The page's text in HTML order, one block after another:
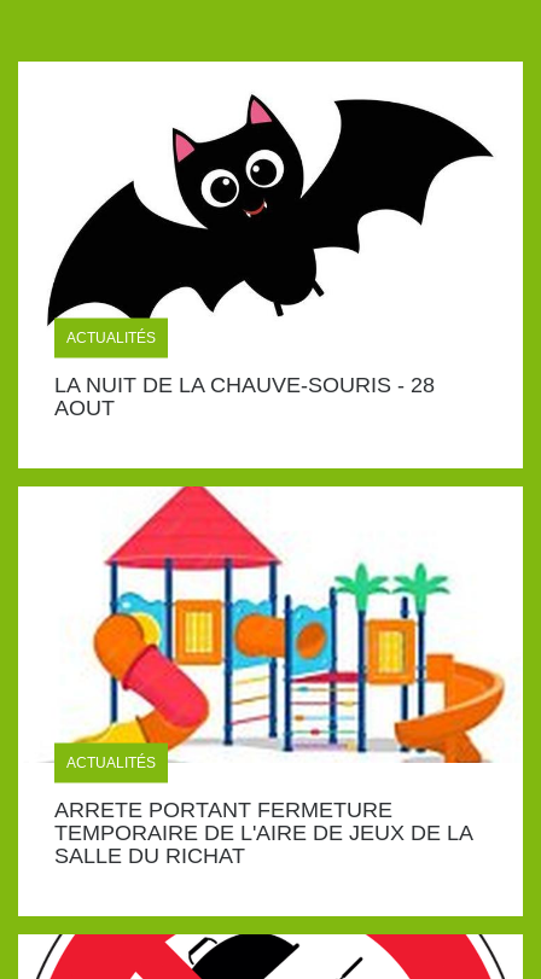
ACTUALITÉS
LA NUIT DE LA CHAUVE-SOURIS - 28
AOUT
ACTUALITÉS
ARRETE PORTANT FERMETURE
TEMPORAIRE DE L'AIRE DE JEUX DE LA
SALLE DU RICHAT